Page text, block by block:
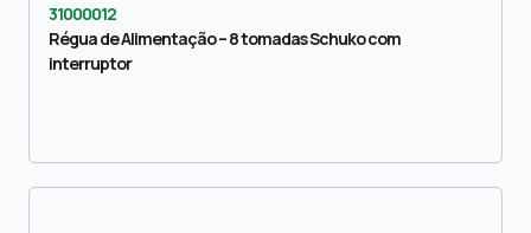
31000012
Régua de Alimentação – 8 tomadas Schuko com
interruptor